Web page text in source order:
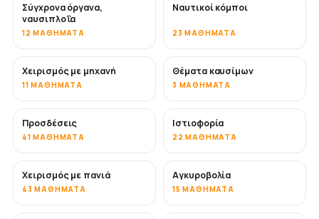
Σύγχρονα όργανα,
ναυσιπλοΐα
12 ΜΑΘΉΜΑΤΑ
Ναυτικοί κόμποι
23 ΜΑΘΉΜΑΤΑ
Χειρισμός με μηχανή
11 ΜΑΘΉΜΑΤΑ
Θέματα καυσίμων
3 ΜΑΘΉΜΑΤΑ
Προσδέσεις
41 ΜΑΘΉΜΑΤΑ
Ιστιοφορία
22 ΜΑΘΉΜΑΤΑ
Χειρισμός με πανιά
43 ΜΑΘΉΜΑΤΑ
Αγκυροβολία
15 ΜΑΘΉΜΑΤΑ